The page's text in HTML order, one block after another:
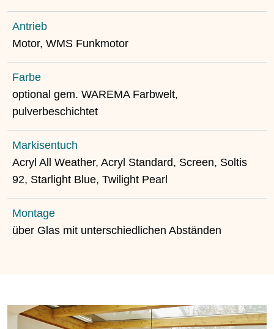
Antrieb
Motor, WMS Funkmotor
Farbe
optional gem. WAREMA Farbwelt,
pulverbeschichtet
Markisentuch
Acryl All Weather, Acryl Standard, Screen, Soltis
92, Starlight Blue, Twilight Pearl
Montage
über Glas mit unterschiedlichen Abständen